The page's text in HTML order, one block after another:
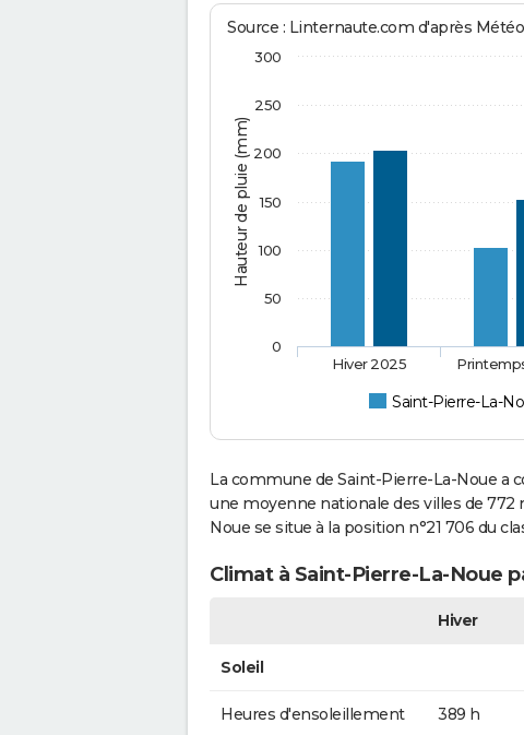
Hauteur de pluie (mm)
Source : Linternaute.com d'après
Saint-Pierre-La-
Hiver 2025
0
50
100
150
200
250
300
La commune de Saint-Pierre-La-Noue a
une moyenne nationale des villes de
Noue se situe à la position n°21 706 du
Climat à Saint-Pierre-La-Noue
Hiver
Soleil
Heures d'ensoleillement 389 h